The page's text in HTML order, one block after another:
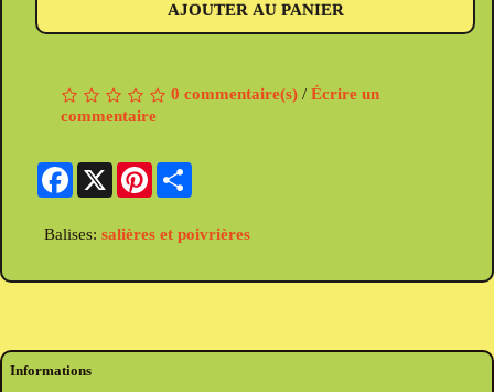
AJOUTER AU PANIER
0 commentaire(s) / Écrire un
commentaire
Facebook
X Pinterest
Balises: salières et poivrières
Informations